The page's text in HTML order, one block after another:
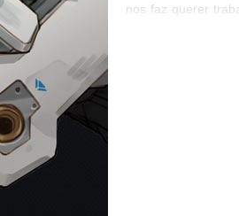
nos faz querer